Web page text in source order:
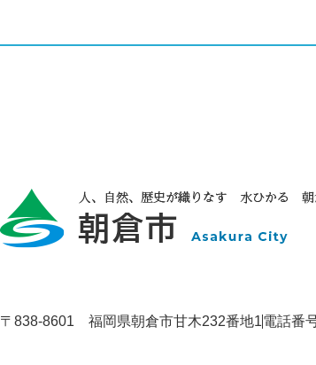
〒838-8601 福岡県朝倉市甘木232番地1電話番